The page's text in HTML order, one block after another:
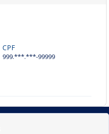
CPF
999.***.***-99999